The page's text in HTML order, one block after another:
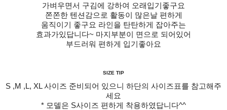
가벼우면서 구김에 강하여 오래입기좋구요
쫀쫀한 텐션감으로 활동이 많은날 편하게
움직이기 좋구요 라인을 탄탄하게 잡아주는
효과가있답니다~ 마지부분이 면으로 되어있어
부드러워 편하게 입기좋아요
SIZE TIP
S ,M ,L, XL 사이즈 준비되어 있으니 하단의 사이즈표를 참고해주
세요
* 모델은 S사이즈 편하게 착용하였답니다^^